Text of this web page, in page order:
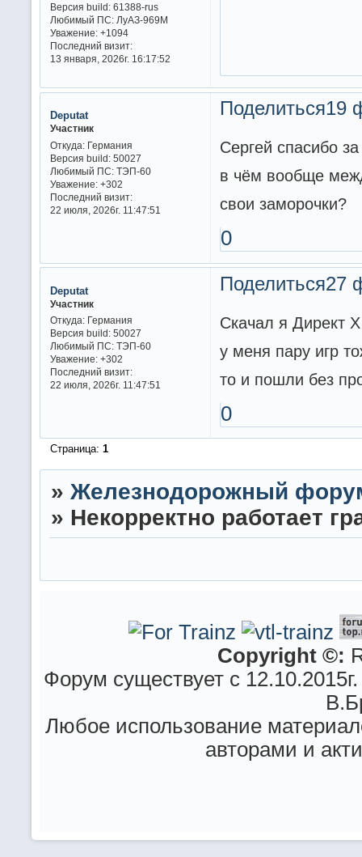
Версия build:61388-rus
Любимый ПС:ЛуАЗ-969М
Уважение: +1094
Последний визит:
13 января, 2026г. 16:17:52
Поделиться19
Deputat
Участник
Откуда:Германия
Версия build:50027
Любимый ПС:ТЭП-60
Уважение: +302
Последний визит:
22 июля, 2026г. 11:47:51
Сергей спасибо
в чём вообще
свои заморочки?
0
Поделиться27
Deputat
Участник
Откуда:Германия
Версия build:50027
Любимый ПС:ТЭП-60
Уважение: +302
Последний визит:
22 июля, 2026г. 11:47:51
Скачал я Директ
у меня пару игр
то и пошли без
0
Страница: 1
» Железнодорожный
» Некорректно работает
Copyright ©:
Форум существует с
Любое использование
авторами и